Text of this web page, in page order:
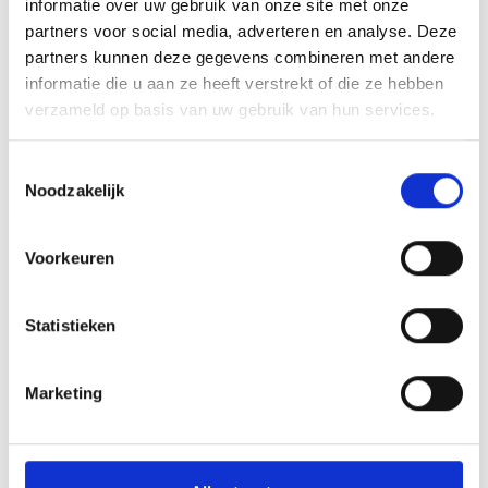
informatie over uw gebruik van onze site met onze
partners voor social media, adverteren en analyse. Deze
partners kunnen deze gegevens combineren met andere
informatie die u aan ze heeft verstrekt of die ze hebben
verzameld op basis van uw gebruik van hun services.
Noodzakelijk
Voorkeuren
Statistieken
Marketing
e
n
P
o
e
k
Sjakie
Sjakie is een hele lieve aanhankelijke rustige
aaitjes, gaat graag naar buiten en komt dan
vaak terug om even te kijken of wij er nog zijn.
winderig weer en nattigheid. We zijn heel blij